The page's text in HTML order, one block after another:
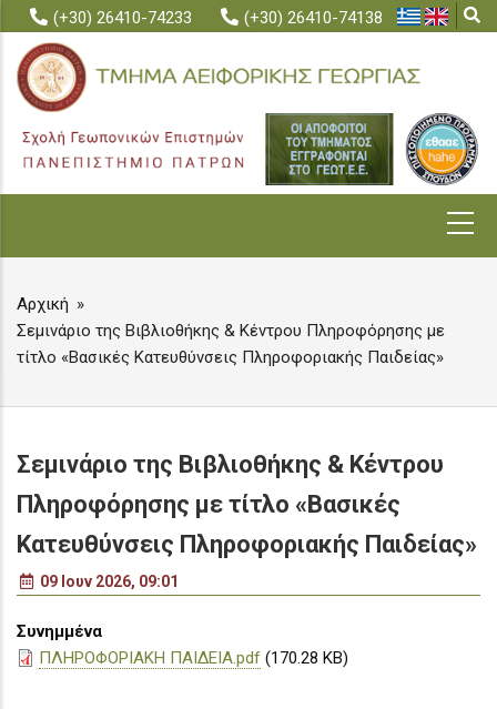
main
content
(+30) 26410-74233 (+30) 26410-74138
BREADCRUMB
Αρχική
Σεμινάριο της Βιβλιοθήκης & Κέντρου Πληροφόρησης με
τίτλο «Βασικές Κατευθύνσεις Πληροφοριακής Παιδείας»
Σεμινάριο της Βιβλιοθήκης & Κέντρου
Πληροφόρησης με τίτλο «Βασικές
Κατευθύνσεις Πληροφοριακής Παιδείας»
09 Ιουν 2026, 09:01
Συνημμένα
ΠΛΗΡΟΦΟΡΙΑΚΗ ΠΑΙΔΕΙΑ.pdf (170.28 KB)